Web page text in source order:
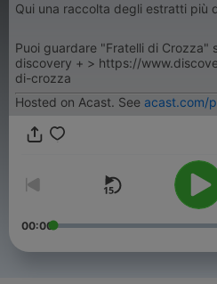
Qui una raccolta degli estratti più
Puoi guardare "Fratelli di Crozza"
discovery + > https://
di-crozza
Hosted on Acast. See acast.com/
00:00